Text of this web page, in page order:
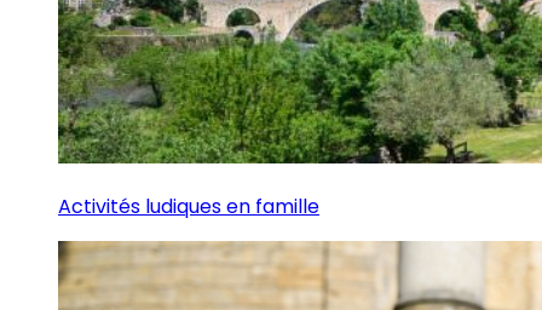
Activités ludiques en famille